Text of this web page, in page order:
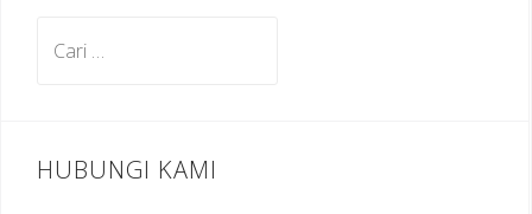
o
HUBUNGI KAMI